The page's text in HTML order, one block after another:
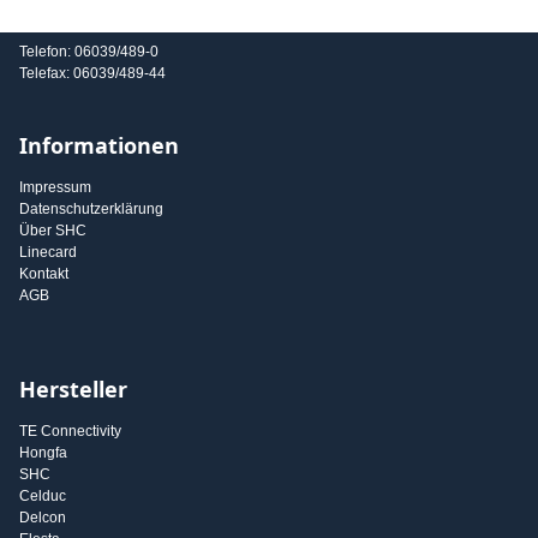
Telefon: 06039/489-0
Telefax: 06039/489-44
Informationen
Impressum
Datenschutzerklärung
Über SHC
Linecard
Kontakt
AGB
Hersteller
TE Connectivity
Hongfa
SHC
Celduc
Delcon